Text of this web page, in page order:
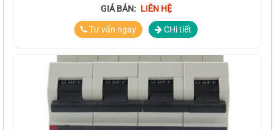
GIÁ BÁN: LIÊN HỆ
Tư vấn ngay CHi tiết